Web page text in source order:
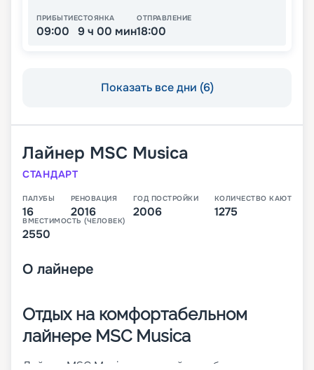
ПРИБЫТИЕ
09:00
СТОЯНКА
9 ч 00 мин
ОТПРАВЛЕНИЕ
18:00
Показать все дни (6)
Лайнер MSC Musica
СТАНДАРТ
ПАЛУБЫ
16
РЕНОВАЦИЯ
2016
ГОД ПОСТРОЙКИ
2006
КОЛИЧЕСТВО КАЮТ
1275
ВМЕСТИМОСТЬ (ЧЕЛОВЕК)
2550
О лайнере
Отдых на комфортабельном
лайнере MSC Musica
Лайнер MSC Musica – первый корабль своего